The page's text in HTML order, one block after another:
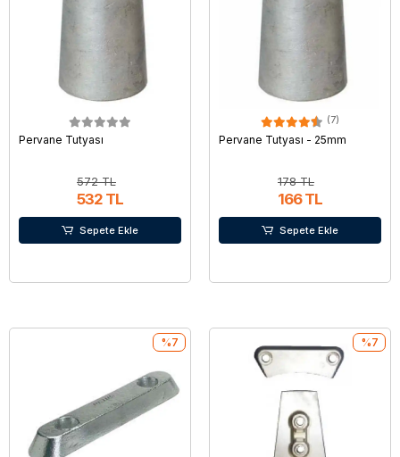
Pervane Tutyası
572 TL
532 TL
Sepete Ekle
(7)
Pervane Tutyası - 25mm
178 TL
166 TL
Sepete Ekle
%7 %7